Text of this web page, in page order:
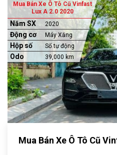
Mua Bán Xe Ô Tô Cũ Vinfast
Lux A 2.0 2020
Năm SX 2020
Động cơ Máy Xăng
Hộp số Số tự động
Odo 39,000 km
Mua Bán Xe Ô Tô Cũ